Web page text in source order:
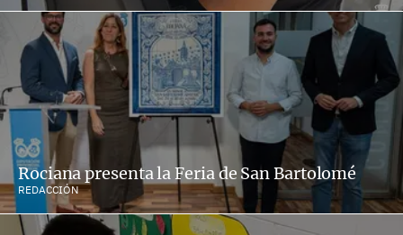
Rociana presenta la Feria de San Bartolomé
REDACCIÓN